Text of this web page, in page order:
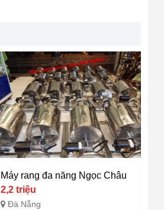
Máy rang đa năng Ngọc Châu
2,2 triệu
Đà Nẵng